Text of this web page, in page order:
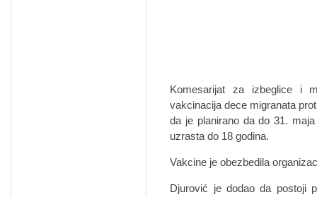
Komesarijat za izbeglice i
vakcinacija dece migranata
da je planirano da do 31.
uzrasta do 18 godina.
Vakcine je obezbedila
Djurović je dodao da postoji